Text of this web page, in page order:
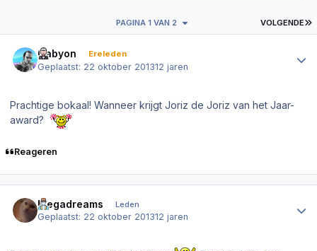
VOLGENDE
PAGINA 1 VAN 2
Cabyon Ereleden
Geplaatst: 22 oktober 201312 jaren
Prachtige bokaal! Wanneer krijgt Joriz de Joriz van het Jaar-
award?
Reageren
Megadreams Leden
Geplaatst: 22 oktober 201312 jaren